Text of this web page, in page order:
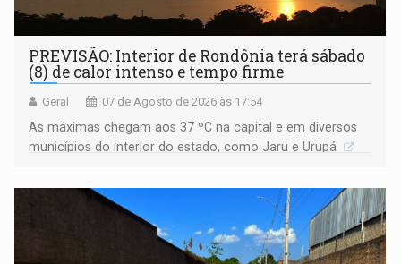
PREVISÃO: Interior de Rondônia terá sábado
(8) de calor intenso e tempo firme
Geral 07 de Agosto de 2026 às 17:54
As máximas chegam aos 37 ºC na capital e em diversos
municípios do interior do estado, como Jaru e Urupá